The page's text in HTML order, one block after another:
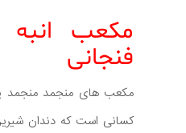
فنجانی
مکعب های منجمد منجمد
کسانی است که دندان